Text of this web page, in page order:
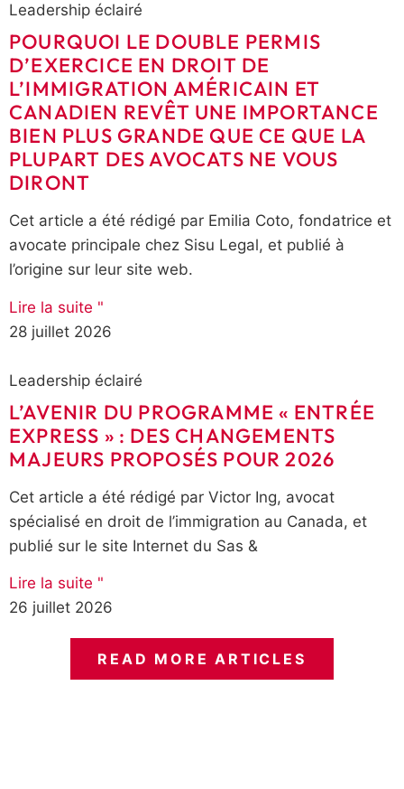
Leadership éclairé
POURQUOI LE DOUBLE PERMIS
D’EXERCICE EN DROIT DE
L’IMMIGRATION AMÉRICAIN ET
CANADIEN REVÊT UNE IMPORTANCE
BIEN PLUS GRANDE QUE CE QUE LA
PLUPART DES AVOCATS NE VOUS
DIRONT
Cet article a été rédigé par Emilia Coto, fondatrice et
avocate principale chez Sisu Legal, et publié à
l’origine sur leur site web.
Lire la suite "
28 juillet 2026
Leadership éclairé
L’AVENIR DU PROGRAMME « ENTRÉE
EXPRESS » : DES CHANGEMENTS
MAJEURS PROPOSÉS POUR 2026
Cet article a été rédigé par Victor Ing, avocat
spécialisé en droit de l’immigration au Canada, et
publié sur le site Internet du Sas &
Lire la suite "
26 juillet 2026
READ MORE ARTICLES